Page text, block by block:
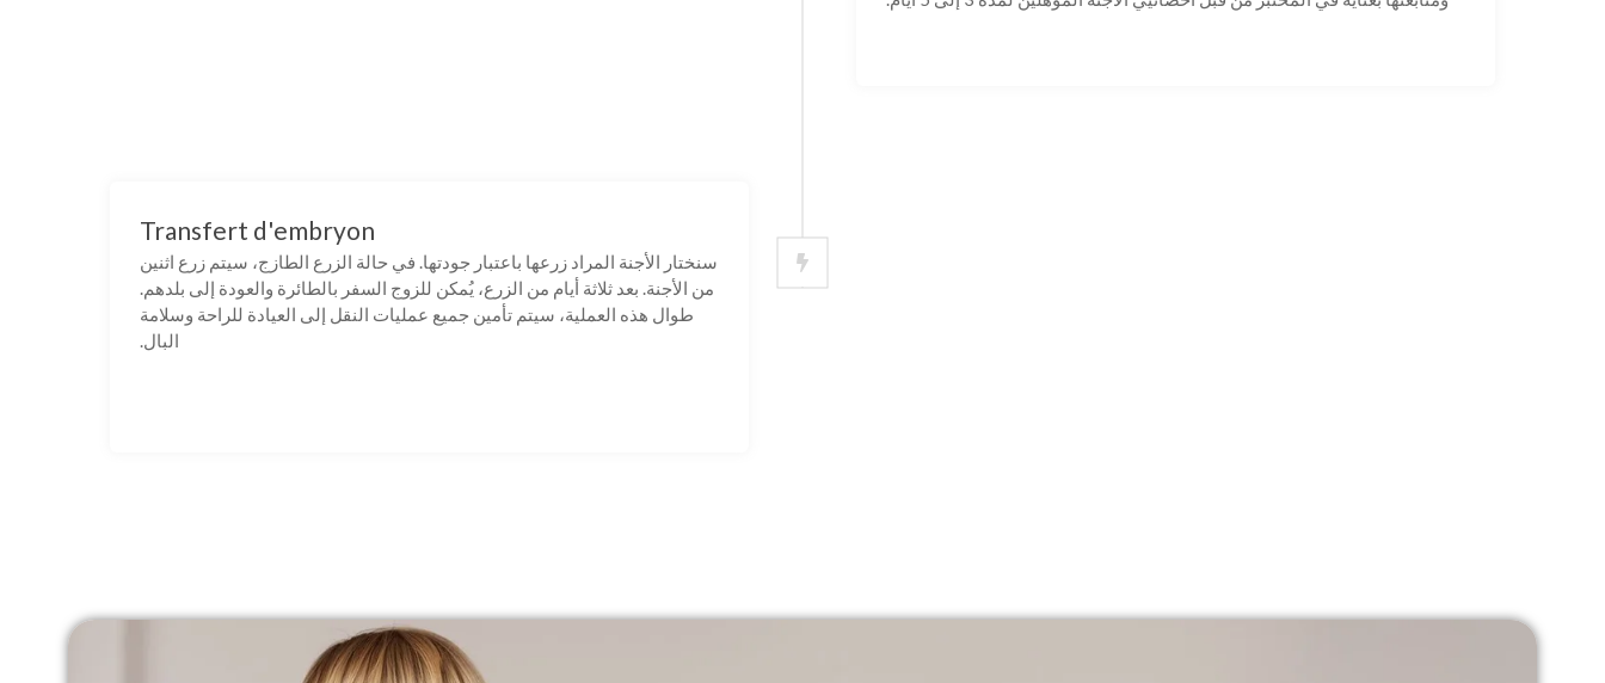
Transfert d'embryon
سنختار الأجنة المراد زرعها باعتبار جودتها. في حالة الزرع الطازج، سيتم زرع اثنين
من الأجنة. بعد ثلاثة أيام من الزرع، يُمكن للزوج السفر بالطائرة والعودة إلى بلدهم.
طوال هذه العملية، سيتم تأمين جميع عمليات النقل إلى العيادة للراحة وسلامة
البال.